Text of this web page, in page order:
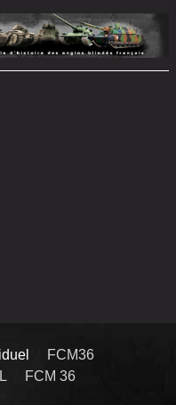
FCM36
FCM 36